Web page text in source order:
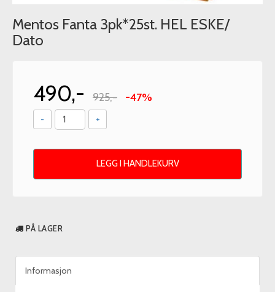
Mentos Fanta 3pk*25st. HEL ESKE/
Dato
490,- 925,- -47%
- +
LEGG I HANDLEKURV
PÅ LAGER
Informasjon